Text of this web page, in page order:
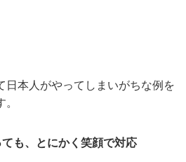
日本人がやってしまいがちな例を
も、とにかく笑顔で対応